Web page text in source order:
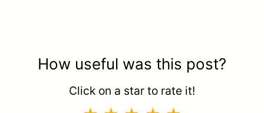
How useful was this post?
Click on a star to rate it!